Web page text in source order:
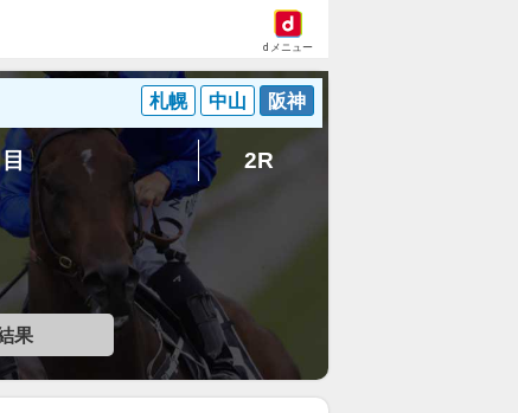
dメニュー
札幌 中山 阪神
2R
果